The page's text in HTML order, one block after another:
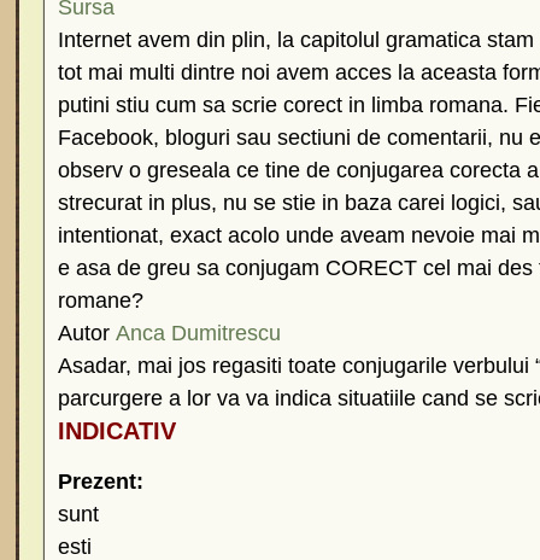
Sursa
Internet avem din plin, la capitolul gramatica
tot mai multi dintre noi avem acces la aceasta
putini stiu cum sa scrie corect in limba romana.
Facebook, bloguri sau sectiuni de comentarii, nu
observ o greseala ce tine de conjugarea corecta a
strecurat in plus, nu se stie in baza carei logici,
intentionat, exact acolo unde aveam nevoie mai
e asa de greu sa conjugam CORECT cel mai
romane?
Autor Anca Dumitrescu
Asadar, mai jos regasiti toate conjugarile verbului
parcurgere a lor va va indica situatiile cand se
INDICATIV
Prezent:
sunt
esti